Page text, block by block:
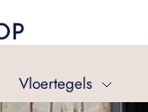
Vloertegels